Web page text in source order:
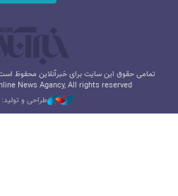
تمامی حقوق این سایت برای خبرآنلاین محفوظ
News Agancy, All rights reserved
طراحی و